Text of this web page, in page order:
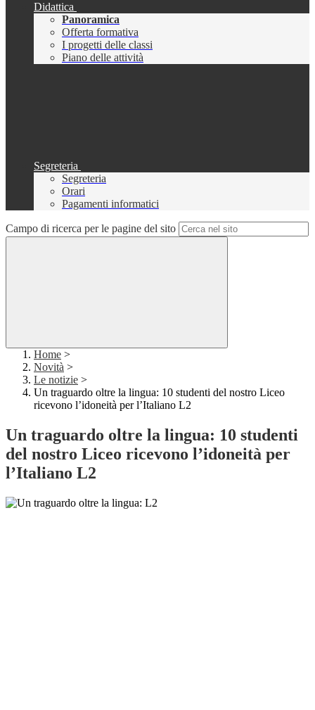
Didattica
Panoramica
Offerta formativa
I progetti delle classi
Piano delle attività
Segreteria
Segreteria
Orari
Pagamenti informatici
Campo di ricerca per le pagine del sito
Home >
Novità >
Le notizie >
Un traguardo oltre la lingua: 10 studenti del nostro Liceo
ricevono l’idoneità per l’Italiano L2
Un traguardo oltre la lingua: 10 studenti
del nostro Liceo ricevono l’idoneità per
l’Italiano L2